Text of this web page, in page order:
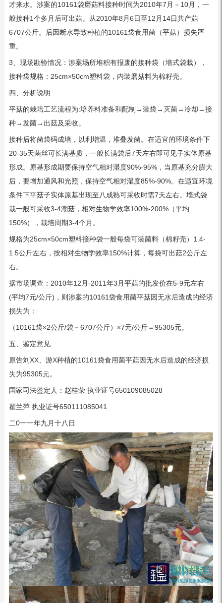
才来水。涉案的10161袋磨菇料接种时间为2010年7月－10月，一
般接种1个多月后可出菇。从2010年8月6日至12月14日共产菇
6707公斤。后因断水导致种植的10161袋食用菌（平菇）损失严
重。
3、现场勘验情况：涉案场所堆积有报废的接种袋（墙式袋栽），
接种袋规格：25cm×50cm塑料袋，内装磨菇料为棉籽壳。
四、分析说明
平菇的栽培工艺流程为:培养料准备和配制→装袋→灭菌→冷却→接
种→发菌→出菇及采收。
接种后将菌袋码成墙，以利增温，堆叠发菌。在适宜的环境条件下
20-35天菌丝可长满基质，一般长满袋后7天左右即可见子实体原基
形成。原基形成期要保持空气相对湿度90%-95%，当原基充分膨大
后，要增加通风和光照，保持空气相对湿度85%-90%。在适宜环境
条件下平菇子实体原基出现至八成熟可采收时需7天左右。墙式袋
栽一般可采收3-4潮菇，相对生物学效率100%-200%（平均
150%），栽培周期3-4个月。
规格为25cm×50cm塑料接种袋一般每袋可装菌料（棉籽壳）1.4-
1.5公斤左右，按相对生物学效率150%计算，每袋可出菇2公斤左
右。
据市场调查：2010年12月-2011年3月平菇的批发价在5-9元左右
(平均7元/公斤)，则涉案的10161袋食用菌平菇因无水后造成的经济
损失为：
（10161袋×2公斤/袋－6707公斤）×7元/公斤＝95305元。
五、鉴定意见
原告刘XX、游X种植的10161袋食用菌平菇因无水后造成的经济损
失为95305元。
国家司法鉴定人：赵桂荣 执业证号650109085028
翟兰萍 执业证号650111085041
二0一一年九月十八日